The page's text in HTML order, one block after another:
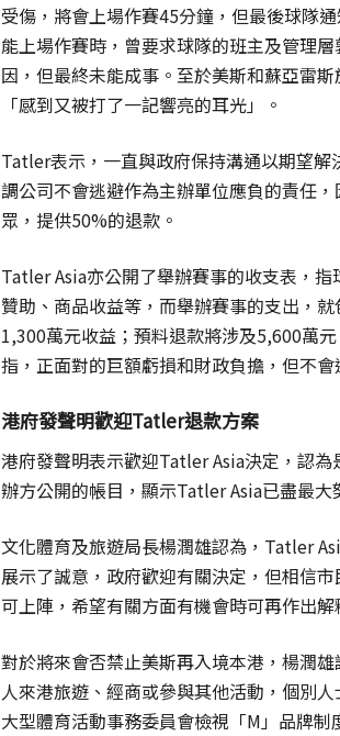
受傷，將會上場作賽45分鐘，但最後球隊
能上場作賽時，曾要求球隊的班主及管理
因，但最終未能成事。至於美斯和蘇亞雷
「感到又被打了一記響亮的耳光」。
Tatler表示，一直與政府保持溝通以期望
調公司不會逃避作為主辦單位應負的責任
眾，提供50%的退款。
Tatler Asia亦公開了舉辦賽事的收支表，
贊助、商品收益等，而舉辦賽事的支出，
1,300萬元收益；預料退款將涉及5,600萬
指，正面對的巨額虧損和財政負擔，但不
港府發聲明歡迎Tatler退款方案
港府發聲明表示歡迎Tatler Asia決定，認
辦方公開的帳目，顯示Tatler Asia已盡最大
文化體育及旅遊局長楊潤雄認為，Tatler
展示了誠意，政府歡迎有關決定，但相信
可上陣，希望有關方面有機會時可再作出解
對於將來會否禁止美斯再入境本港，楊潤
人來港旅遊、經商或參與其他活動，個別
大型體育活動事務委員會檢視「M」品牌